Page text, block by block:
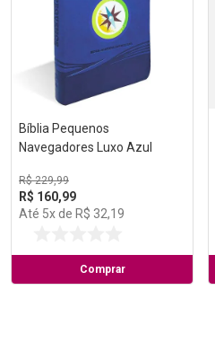
Bíblia Pequenos
Navegadores Luxo Azul
R$ 229,99
R$ 160,99
Até 5x de R$ 32,19
Comprar